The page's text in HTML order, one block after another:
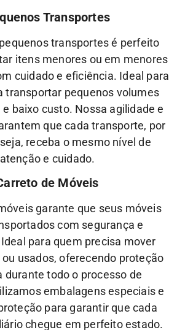
Transportes
transportes é perfeito
itens menores ou em menores
cuidado e eficiência. Ideal para
transportar pequenos volumes
baixo custo. Nossa agilidade e
que cada transporte, por
receba o mesmo nível de
atençãoe cuidado.
de Móveis
garante que seus móveis
com segurança e
para quem precisa mover
usados, oferecendo proteção
durante todo o processo de
embalagens especiais e
para garantir que cada
chegue em perfeito estado.